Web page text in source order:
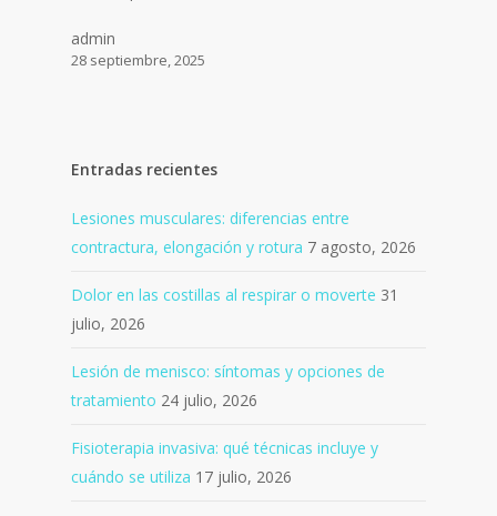
admin
28 septiembre, 2025
Entradas recientes
Lesiones musculares: diferencias entre
contractura, elongación y rotura 7 agosto, 2026
Dolor en las costillas al respirar o moverte 31
julio, 2026
Lesión de menisco: síntomas y opciones de
tratamiento 24 julio, 2026
Fisioterapia invasiva: qué técnicas incluye y
cuándo se utiliza 17 julio, 2026